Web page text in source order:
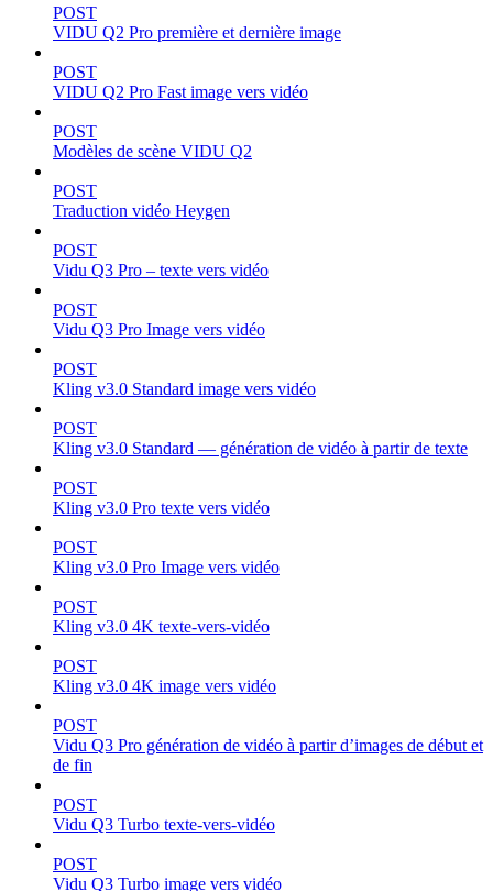
POST
VIDU Q2 Pro première et dernière image
POST
VIDU Q2 Pro Fast image vers vidéo
POST
Modèles de scène VIDU Q2
POST
Traduction vidéo Heygen
POST
Vidu Q3 Pro – texte vers vidéo
POST
Vidu Q3 Pro Image vers vidéo
POST
Kling v3.0 Standard image vers vidéo
POST
Kling v3.0 Standard — génération de vidéo à partir de texte
POST
Kling v3.0 Pro texte vers vidéo
POST
Kling v3.0 Pro Image vers vidéo
POST
Kling v3.0 4K texte-vers-vidéo
POST
Kling v3.0 4K image vers vidéo
POST
Vidu Q3 Pro génération de vidéo à partir d’images de début et
de fin
POST
Vidu Q3 Turbo texte-vers-vidéo
POST
Vidu Q3 Turbo image vers vidéo